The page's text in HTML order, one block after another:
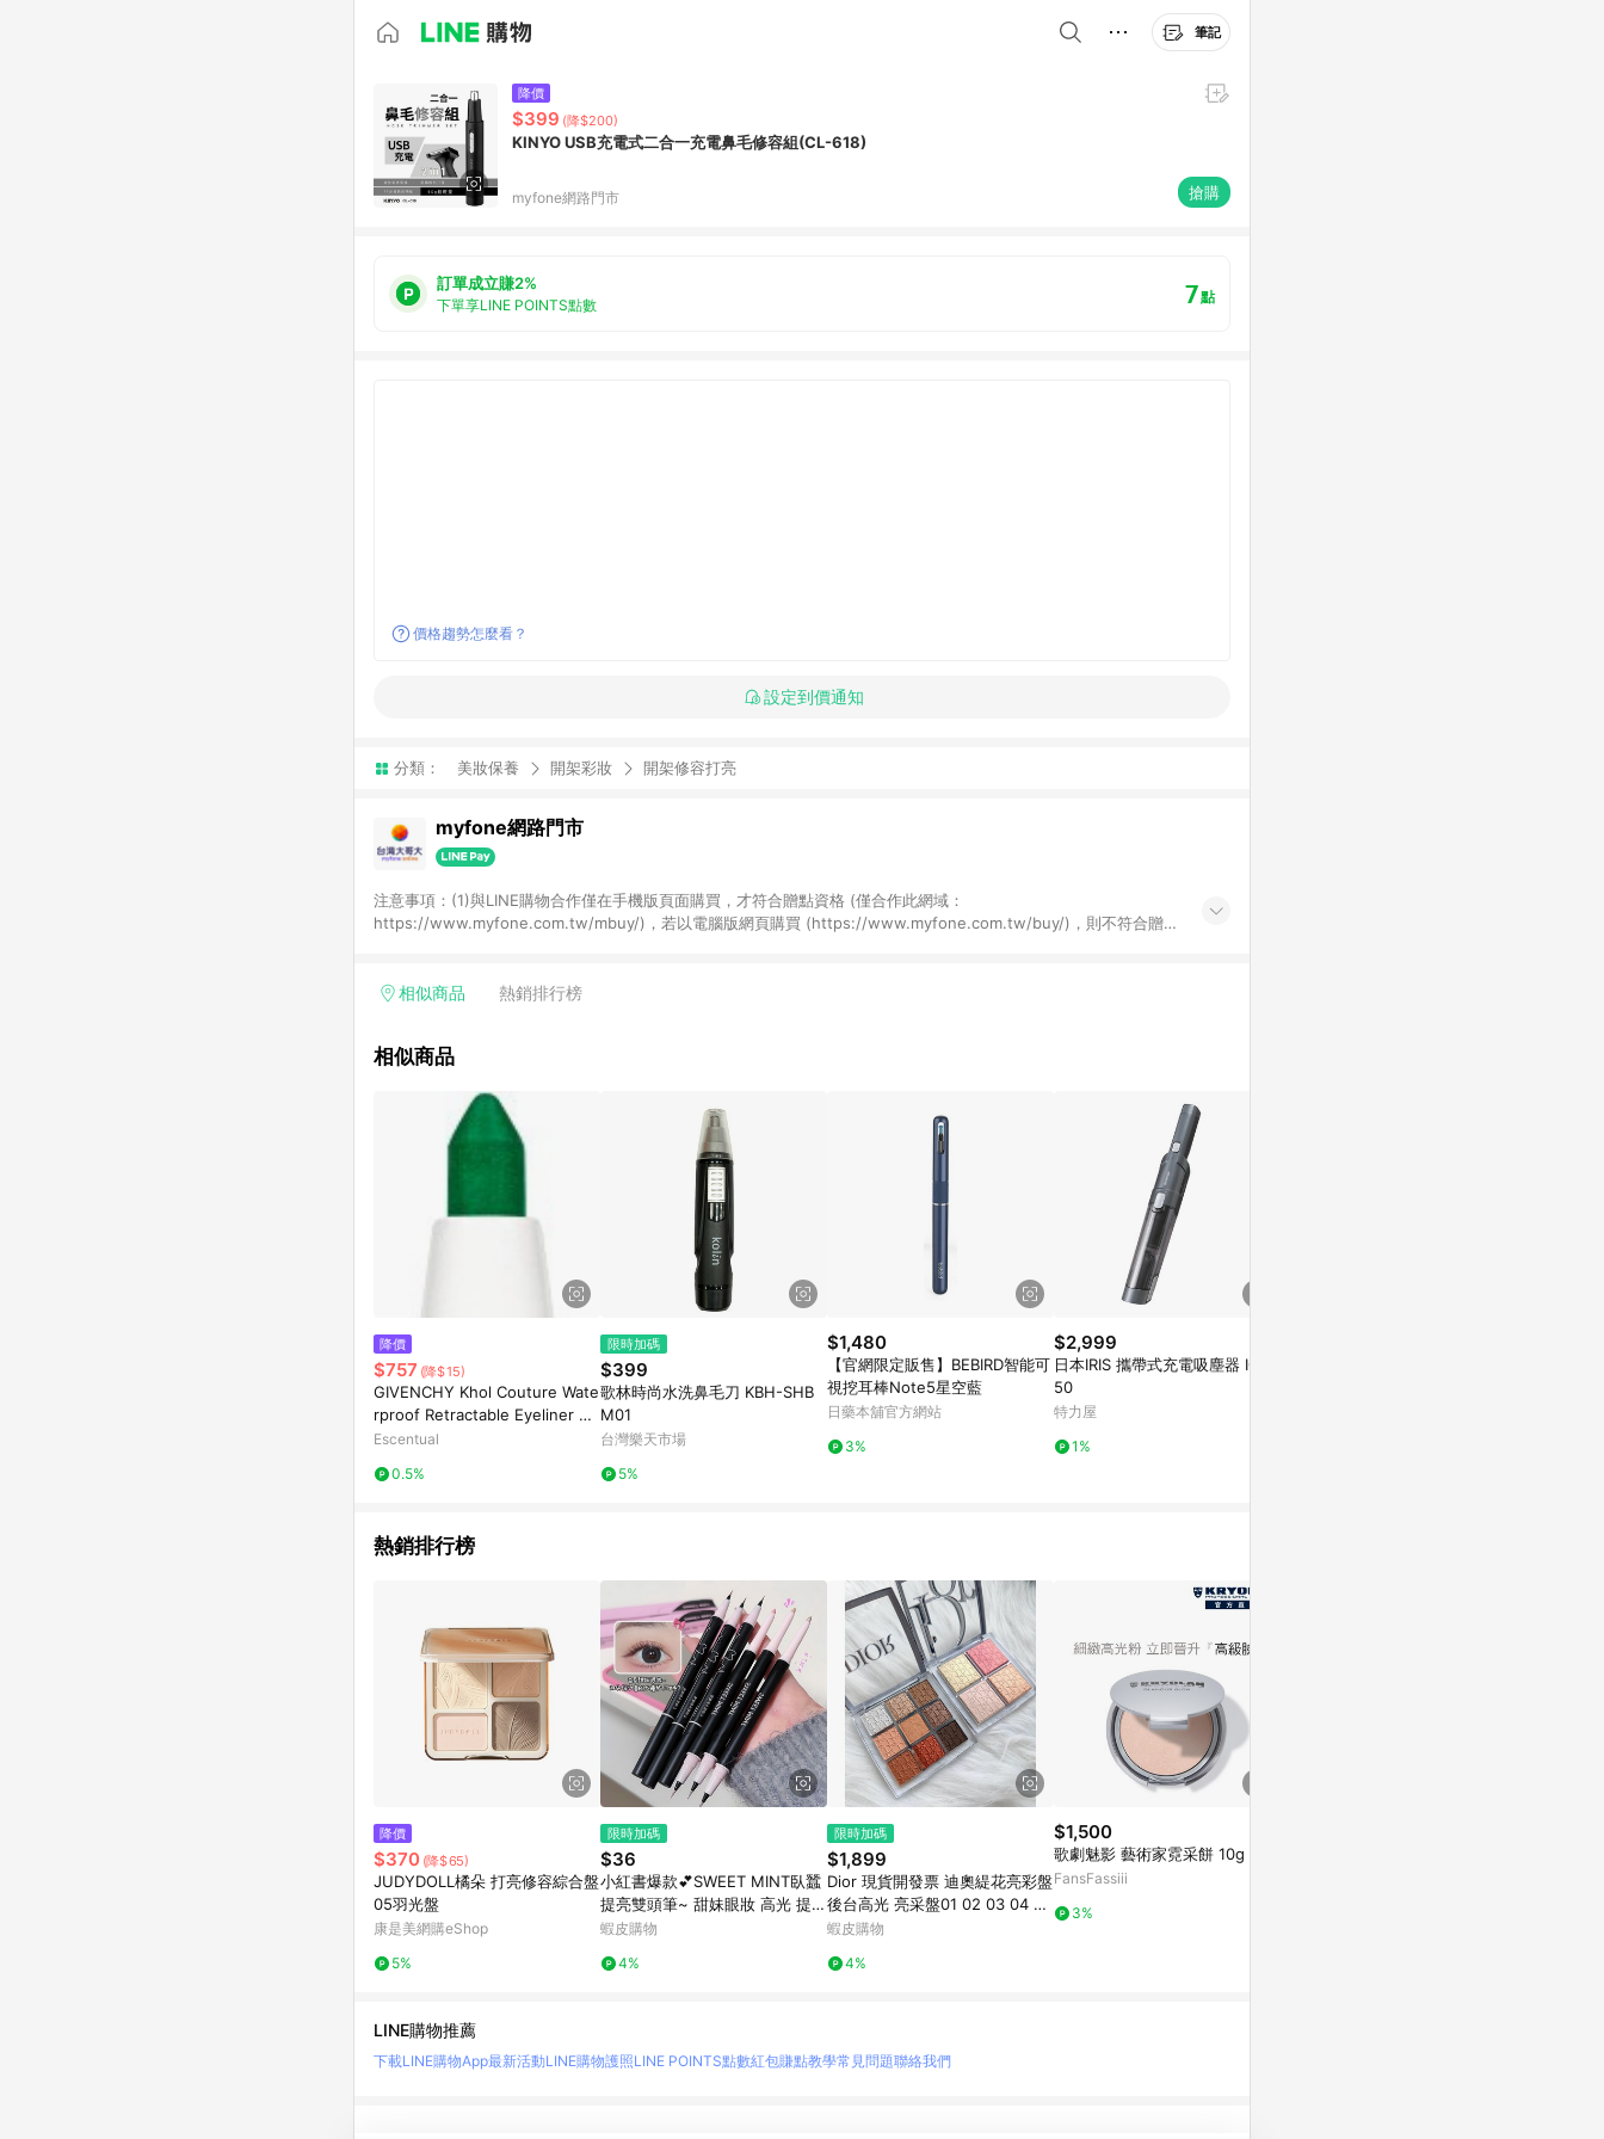
筆記
降價
$399 (降$200)
KINYO USB充電式二合一充電鼻毛修容組(CL-618)
myfone網路門市 搶購
訂單成立賺2%
下單享LINE POINTS點數 7點
價格趨勢怎麼看？
設定到價通知
分類： 美妝保養 開架彩妝 開架修容打亮
myfone網路門市
注意事項：(1)與LINE購物合作僅在手機版頁面購買，才符合贈點資格 (僅合作此網域：
https://www.myfone.com.tw/mbuy/)，若以電腦版網頁購買 (https://www.myfone.com.tw/buy/)，則不符合贈點
點回饋資格(4)需透過LINE購物前往並在同一瀏覽器於24小時內結帳才享有回饋，點數將於廠商出貨後30天前後發送；
相似商品 熱銷排行榜
相似商品
降價
$757 (降$15)
GIVENCHY Khol Couture Wate
rproof Retractable Eyeliner 0.
3g 05 - Jade
Escentual
0.5%
限時加碼
$399
歌林時尚水洗鼻毛刀 KBH-SHB
M01
台灣樂天市場
5%
$1,480
【官網限定販售】BEBIRD智能可
視挖耳棒Note5星空藍
日藥本舖官方網站
3%
$2,999
日本IRIS 攜帶式充電吸塵器 IC-H
50
特力屋
1%
熱銷排行榜
降價
$370 (降$65)
JUDYDOLL橘朵 打亮修容綜合盤
05羽光盤
康是美網購eShop
5%
限時加碼
$36
小紅書爆款💕SWEET MINT臥蠶
提亮雙頭筆~ 甜妹眼妝 高光 提亮
兩用眼線筆 勾勒下至陰影 臥蠶筆
蝦皮購物
4%
限時加碼
$1,899
Dior 現貨開發票 迪奧緹花亮彩盤
後台高光 亮采盤01 02 03 04 DI
OR專業後台眼影盤001
蝦皮購物
4%
$1,500
歌劇魅影 藝術家霓采餅 10g
FansFassiii
3%
LINE購物推薦
下載LINE購物App最新活動LINE購物護照LINE POINTS點數紅包賺點教學常見問題聯絡我們